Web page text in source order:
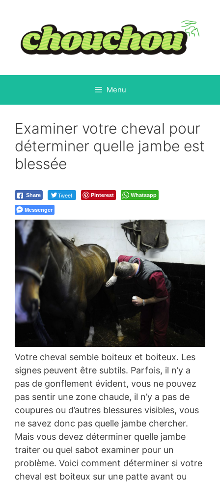
contenu
Menu
Examiner votre cheval pour
déterminer quelle jambe est
blessée
Share Tweet Pinterest
Whatsapp
Messenger
Votre cheval semble boiteux et boiteux. Les
signes peuvent être subtils. Parfois, il n’y a
pas de gonflement évident, vous ne pouvez
pas sentir une zone chaude, il n’y a pas de
coupures ou d’autres blessures visibles, vous
ne savez donc pas quelle jambe chercher.
Mais vous devez déterminer quelle jambe
traiter ou quel sabot examiner pour un
problème. Voici comment déterminer si votre
cheval est boiteux sur une patte avant ou